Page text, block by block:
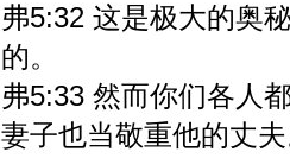
弗5:32 这是极大的奥
的。
弗5:33 然而你们各人
妻子也当敬重他的丈